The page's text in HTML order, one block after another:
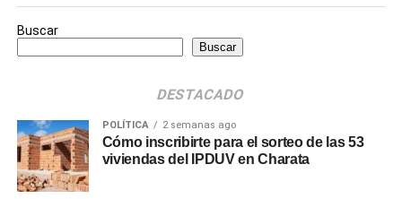
Buscar
Buscar
DESTACADO
POLÍTICA 2 semanas ago
Cómo inscribirte para el sorteo de las 53
viviendas del IPDUV en Charata